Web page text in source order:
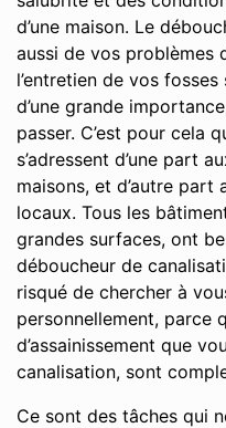
d’une maison. Le
aussi de vos problèmes
l’entretien de vos
d’une grande
passer. C’est pour cela
s’adressent d’une part
maisons, et d’autre part
locaux. Tous les
grandes surfaces, ont
déboucheur de
risqué de chercher à
personnellement, parce
d’assainissement que
canalisation, sont
Ce sont des tâches qui